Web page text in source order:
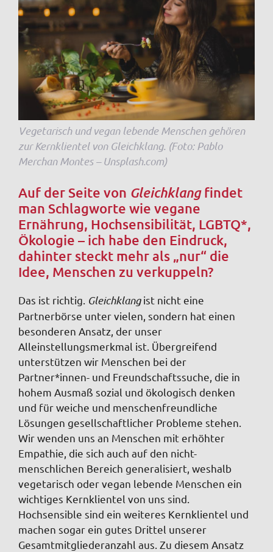
Vegetarisch und vegan lebende Menschen gehören
zur Kernklientel von Gleichklang. (Foto: Pablo
Merchan Montes – Unsplash.com)
Auf der Seite von Gleichklangfindet
man Schlagworte wie vegane
Ernährung, Hochsensibilität, LGBTQ*,
Ökologie – ich habe den Eindruck,
dahinter steckt mehr als „nur“ die
Idee, Menschen zu verkuppeln?
Das ist richtig. Gleichklangist nicht eine
Partnerbörse unter vielen, sondern hat einen
besonderen Ansatz, der unser
Alleinstellungsmerkmal ist. Übergreifend
unterstützen wir Menschen bei der
Partner*innen- und Freundschaftssuche, die in
hohem Ausmaß sozial und ökologisch denken
und für weiche und menschenfreundliche
Lösungen gesellschaftlicher Probleme stehen.
Wir wenden uns an Menschen mit erhöhter
Empathie, die sich auch auf den nicht-
menschlichen Bereich generalisiert, weshalb
vegetarisch oder vegan lebende Menschen ein
wichtiges Kernklientel von uns sind.
Hochsensible sind ein weiteres Kernklientel und
machen sogar ein gutes Drittel unserer
Gesamtmitgliederanzahl aus. Zu diesem Ansatz